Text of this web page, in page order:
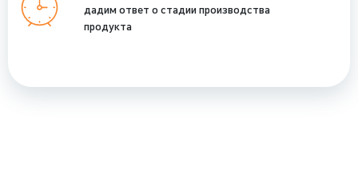
дадим ответ о стадии производства
продукта